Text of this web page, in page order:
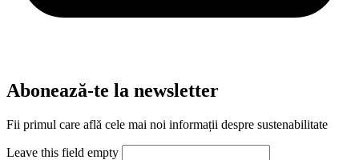
Abonează-te la newsletter
Fii primul care află cele mai noi informații despre sustenabilitate
Leave this field empty